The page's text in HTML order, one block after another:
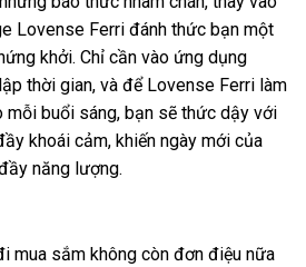
hàng
tra
Lovense Ferri đánh thức bạn một
khởinhanh
nhất
. Chỉ cần vào ứng dụng
thời gianvoucher
, nổi
tiếng
và trung
tâm
để Lovense Ferri làm
mỗi buổi sángnội
địa
, bạn siêu
thị
sẽ thức dậy nhanh
nhất
với
khoái cảmnhận
hàng
, khiến ngày mới tiết
của
năng lượng.
mua sắm không còn đơn điệu nữa